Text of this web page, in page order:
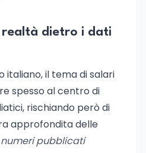
realtà dietro i dati
italiano, il tema di salari
spesso al centro di
rischiando però di
approfondita delle
numeri pubblicati